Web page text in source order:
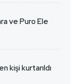
ve Puro Ele
kişi kurtarıldı